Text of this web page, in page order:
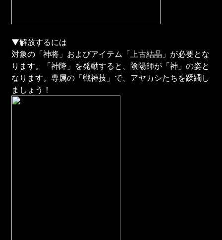
▼解放するには
対象の「神将」およびアイテム「上古結晶」が必要とな
ります。「神降」を発動すると、陰陽師が「神」の姿と
なります。専属の「戦神技」で、アヤカシたちを蹂躙し
ましょう！